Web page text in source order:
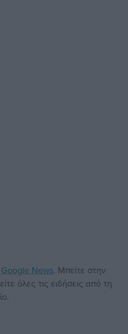
Google News. Μπείτε στην
όλες τις ειδήσεις από τη